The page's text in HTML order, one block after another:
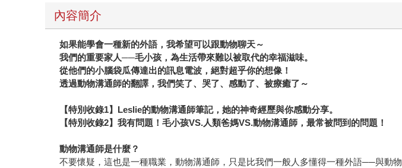
內容簡介
如果能學會一種新的外語，我希望可以跟動物聊天～
我們的重要家人──毛小孩，為生活帶來難以被取代的幸福滋味。
從他們的小腦袋瓜傳達出的訊息電波，絕對超乎你的想像！
透過動物溝通師的翻譯，我們笑了、哭了、感動了、被療癒了～
【特別收錄1】 Leslie的動物溝通師筆記，她的神奇經歷與你感動分享。
【特別收錄2】我有問題！毛小孩VS.人類爸媽VS.動物溝通師，最常被問到的問題！
動物溝通師是什麼？
不要懷疑，這也是一種職業，動物溝通師，只是比我們一般人多懂得一種外語──與動